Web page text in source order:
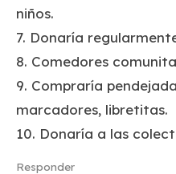
niños.
7. Donaría
8. Comedores
9. Compraría
marcadores, libretitas.
10. Donaría a las
Responder